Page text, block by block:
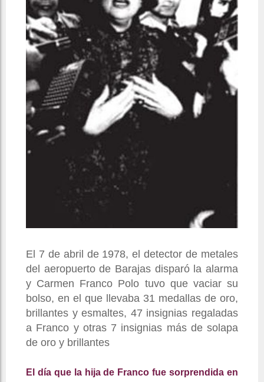
El 7 de abril de 1978, el detector de metales
del aeropuerto de Barajas disparó la alarma
y Carmen Franco Polo tuvo que vaciar su
bolso, en el que llevaba 31 medallas de oro,
brillantes y esmaltes, 47 insignias regaladas
a Franco y otras 7 insignias más de solapa
de oro y brillantes
El día que la hija de Franco fue sorprendida en